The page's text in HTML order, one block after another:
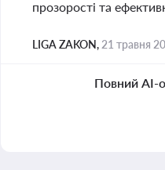
прозорості та
LIGA ZAKON, 21 травня
Повний AI-